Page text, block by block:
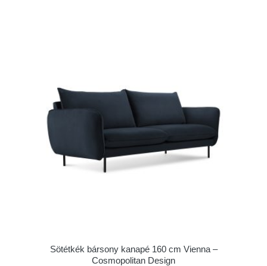
Sötétkék bársony kanapé 160 cm Vienna –
Cosmopolitan Design